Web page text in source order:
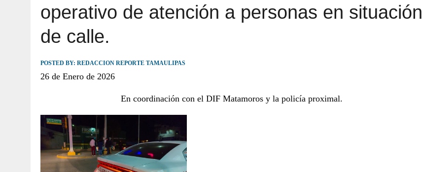
JULIO 30, 2026 TAMAULIPAS TE INVITA A DESCUBRIR EL ENCANTO DE LAS PLAYAS DEL GOLFO DE MÉXICO.
operativo de atención a personas en situación
de calle.
POSTED BY: REDACCION REPORTE TAMAULIPAS
26 de Enero de 2026
En coordinación con el DIF Matamoros y la policía proximal.